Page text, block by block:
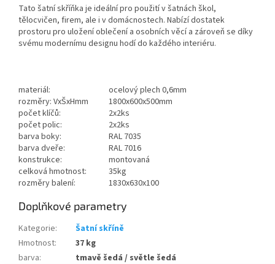
Tato šatní skříňka je ideální pro použití v šatnách škol,
tělocvičen, firem, ale i v domácnostech. Nabízí dostatek
prostoru pro uložení oblečení a osobních věcí a zároveň se díky
svému modernímu designu hodí do každého interiéru.
materiál:
ocelový plech 0,6mm
rozměry: VxŠxHmm
1800x600x500mm
počet klíčů:
2x2ks
počet polic:
2x2ks
barva boky:
RAL 7035
barva dveře:
RAL 7016
konstrukce:
montovaná
celková hmotnost:
35kg
rozměry balení:
1830x630x100
Doplňkové parametry
Kategorie:
Šatní skříně
Hmotnost:
37 kg
barva: tmavě šedá / světle šedá